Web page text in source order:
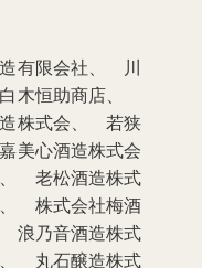
有限会社、 川
木恒助商店、
株式会、 若狭
美心酒造株式会
老松酒造株式
株式会社梅酒
浪乃音酒造株式
丸石醸造株式